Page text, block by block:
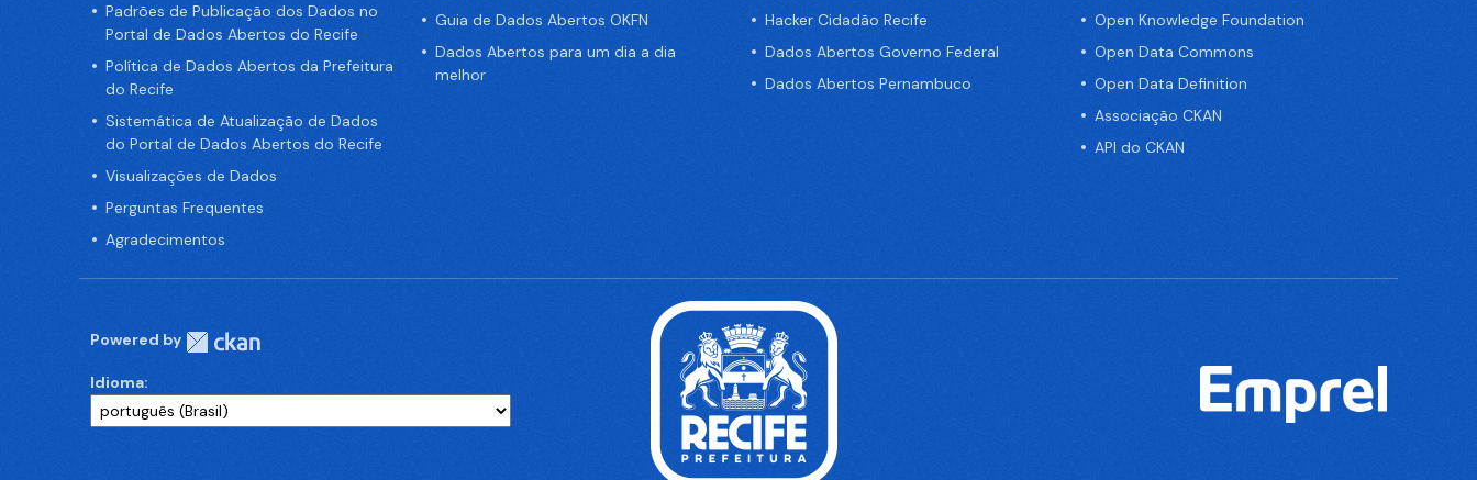
Padrões de Publicação dos Dados no
Portal de Dados Abertos do Recife
Política de Dados Abertos da Prefeitura
do Recife
Sistemática de Atualização de Dados
do Portal de Dados Abertos do Recife
Visualizações de Dados
Perguntas Frequentes
Agradecimentos
Guia de Dados Abertos OKFN
Dados Abertos para um dia a dia
melhor
Hacker Cidadão Recife
Dados Abertos Governo Federal
Dados Abertos Pernambuco
Open Knowledge Foundation
Open Data Commons
Open Data Definition
Associação CKAN
API do CKAN
Powered by
Idioma